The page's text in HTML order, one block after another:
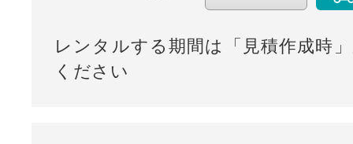
レンタルする期間は「見積作成時
ください